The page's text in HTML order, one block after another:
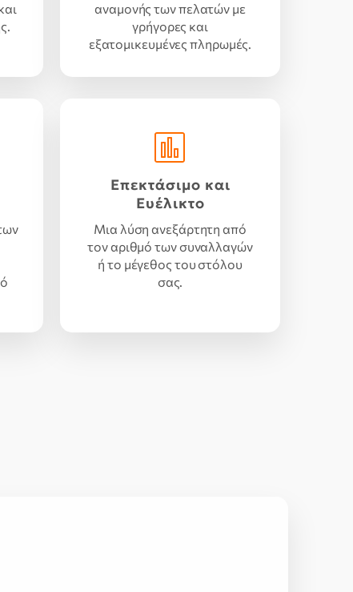
αναμονής των πελατών με
γρήγορες και
εξατομικευμένες πληρωμές.
Επεκτάσιμο και
Ευέλικτο
Μια λύση ανεξάρτητη από
τον αριθμό των συναλλαγών
ή το μέγεθος του στόλου
σας.